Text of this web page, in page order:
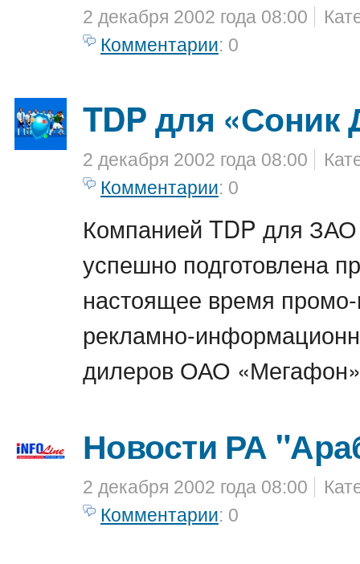
2 декабря 2002 года 08:00
Комментарии: 0
TDP для «Соник
2 декабря 2002 года 08:00
Комментарии: 0
Компанией TDP для
успешно подготовлена
настоящее время
рекламно-
дилеров ОАО
Новости РА
2 декабря 2002 года 08:00
Комментарии: 0